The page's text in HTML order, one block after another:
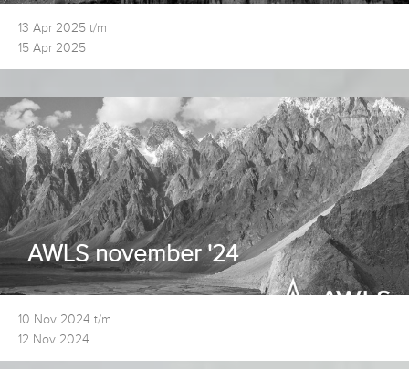
13 Apr 2025 t/m
15 Apr 2025
AWLS november '24
10 Nov 2024 t/m
12 Nov 2024